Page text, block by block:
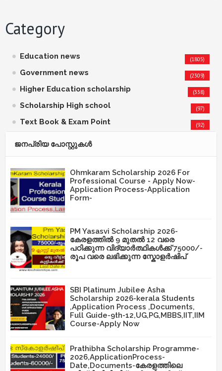
Category
Education news (1805)
Government news (2309)
Higher Education scholarship (338)
Scholarship High school (97)
Text Book & Exam Point (92)
ജനപ്രിയ പോസ്റ്റുകള്‍‌
Ohmkaram Scholarship 2026 For
Professional Course - Apply Now-
Application Process-Application
Form-
PM Yasasvi Scholarship 2026-
കേരളത്തിൽ 9 മുതൽ 12 വരെ
പഠിക്കുന്ന വിദ്യാർത്ഥികൾക്ക് 75000/-
രൂപ വരെ ലഭിക്കുന്ന സ്കോളർഷിപ്
SBI Platinum Jubilee Asha
Scholarship 2026-kerala Students
,Application Process ,Documents,
Full Guide-9th-12,UG,PG,MBBS,IIT,IIM
Course-Apply Now
Prathibha Scholarship Programme-
2026,ApplicationProcess-
Date,Documents-കേരളത്തിലെ